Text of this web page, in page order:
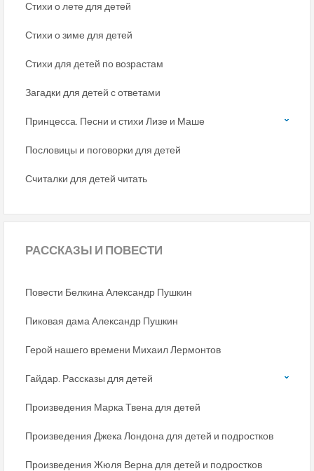
Стихи о лете для детей
Стихи о зиме для детей
Стихи для детей по возрастам
Загадки для детей с ответами
Принцесса. Песни и стихи Лизе и Маше
Пословицы и поговорки для детей
Считалки для детей читать
РАССКАЗЫ И ПОВЕСТИ
Повести Белкина Александр Пушкин
Пиковая дама Александр Пушкин
Герой нашего времени Михаил Лермонтов
Гайдар. Рассказы для детей
Произведения Марка Твена для детей
Произведения Джека Лондона для детей и подростков
Произведения Жюля Верна для детей и подростков